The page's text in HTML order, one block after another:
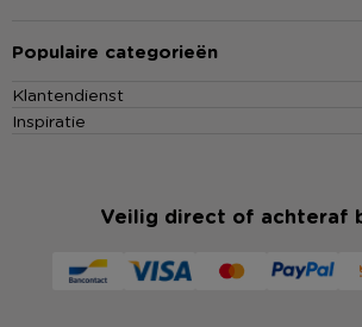
Populaire categorieën
Klantendienst
Inspiratie
Veilig direct of achteraf